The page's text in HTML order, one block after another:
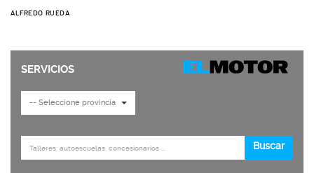
ALFREDO RUEDA